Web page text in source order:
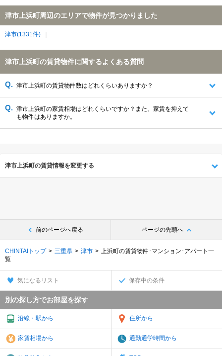
津市上浜町周辺のエリアで物件が見つかりました
津市(1331件)
津市上浜町の賃貸物件に関するよくある質問
津市上浜町の賃貸物件数はどれくらいありますか？
津市上浜町の家賃相場はどれくらいですか？また、家賃を抑えて
も物件はありますか。
津市上浜町の賃貸情報を変更する
前のページへ戻る ページの先頭へ
CHINTAIトップ 三重県 津市
上浜町の賃貸物件･マンション･アパート一
覧
気になるリスト 保存中の条件
別の探し方でお部屋を探す
沿線・駅から 住所から
家賃相場から 通勤通学時間から